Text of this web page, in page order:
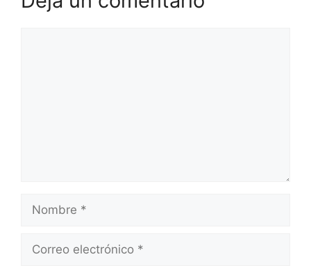
electrónico